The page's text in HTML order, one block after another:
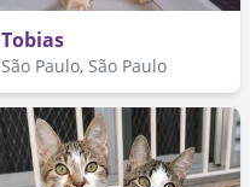
Tobias
São Paulo, São Paulo